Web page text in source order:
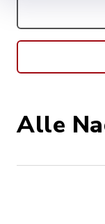
Alle